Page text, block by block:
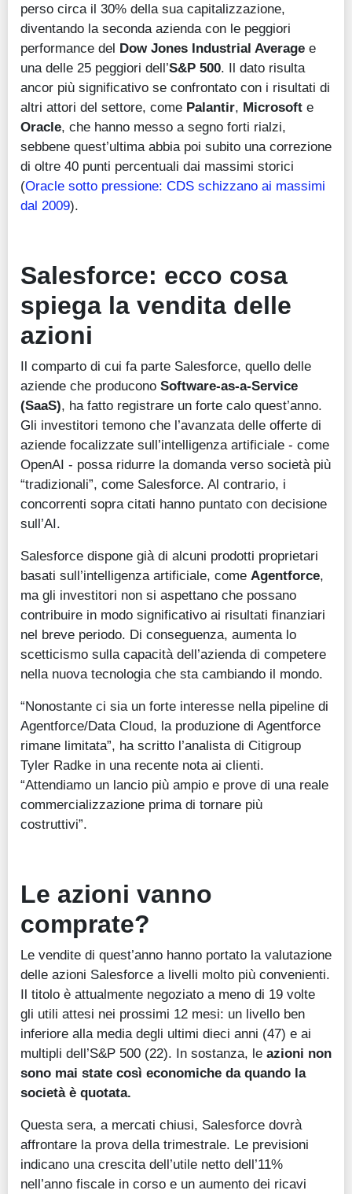
perso circa il 30% della sua capitalizzazione,
diventando la seconda azienda con le peggiori
performance del Dow Jones Industrial Average e
una delle 25 peggiori dell’S&P 500. Il dato risulta
ancor più significativo se confrontato con i risultati di
altri attori del settore, come Palantir, Microsoft e
Oracle, che hanno messo a segno forti rialzi,
sebbene quest’ultima abbia poi subito una correzione
di oltre 40 punti percentuali dai massimi storici
(Oracle sotto pressione: CDS schizzano ai massimi
dal 2009).
Salesforce: ecco cosa
spiega la vendita delle
azioni
Il comparto di cui fa parte Salesforce, quello delle
aziende che producono Software-as-a-Service
(SaaS), ha fatto registrare un forte calo quest’anno.
Gli investitori temono che l’avanzata delle offerte di
aziende focalizzate sull’intelligenza artificiale - come
OpenAI - possa ridurre la domanda verso società più
“tradizionali”, come Salesforce. Al contrario, i
concorrenti sopra citati hanno puntato con decisione
sull’AI.
Salesforce dispone già di alcuni prodotti proprietari
basati sull’intelligenza artificiale, come Agentforce,
ma gli investitori non si aspettano che possano
contribuire in modo significativo ai risultati finanziari
nel breve periodo. Di conseguenza, aumenta lo
scetticismo sulla capacità dell’azienda di competere
nella nuova tecnologia che sta cambiando il mondo.
“Nonostante ci sia un forte interesse nella pipeline di
Agentforce/Data Cloud, la produzione di Agentforce
rimane limitata”, ha scritto l’analista di Citigroup
Tyler Radke in una recente nota ai clienti.
“Attendiamo un lancio più ampio e prove di una reale
commercializzazione prima di tornare più
costruttivi”.
Le azioni vanno
comprate?
Le vendite di quest’anno hanno portato la valutazione
delle azioni Salesforce a livelli molto più convenienti.
Il titolo è attualmente negoziato a meno di 19 volte
gli utili attesi nei prossimi 12 mesi: un livello ben
inferiore alla media degli ultimi dieci anni (47) e ai
multipli dell’S&P 500 (22). In sostanza, le azioni non
sono mai state così economiche da quando la
società è quotata.
Questa sera, a mercati chiusi, Salesforce dovrà
affrontare la prova della trimestrale. Le previsioni
indicano una crescita dell’utile netto dell’11%
nell’anno fiscale in corso e un aumento dei ricavi